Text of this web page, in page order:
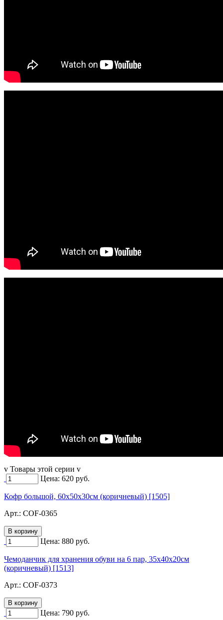
v Товары этой серии v
Цена: 620 руб.
Кофр большой, 60х50х30см (коричневый) [1505]
Арт.: COF-0365
Цена: 880 руб.
Чемоданчик для хранения обуви на 6 пар, 35х40х20см
(коричневый) [1513]
Арт.: COF-0373
Цена: 790 руб.